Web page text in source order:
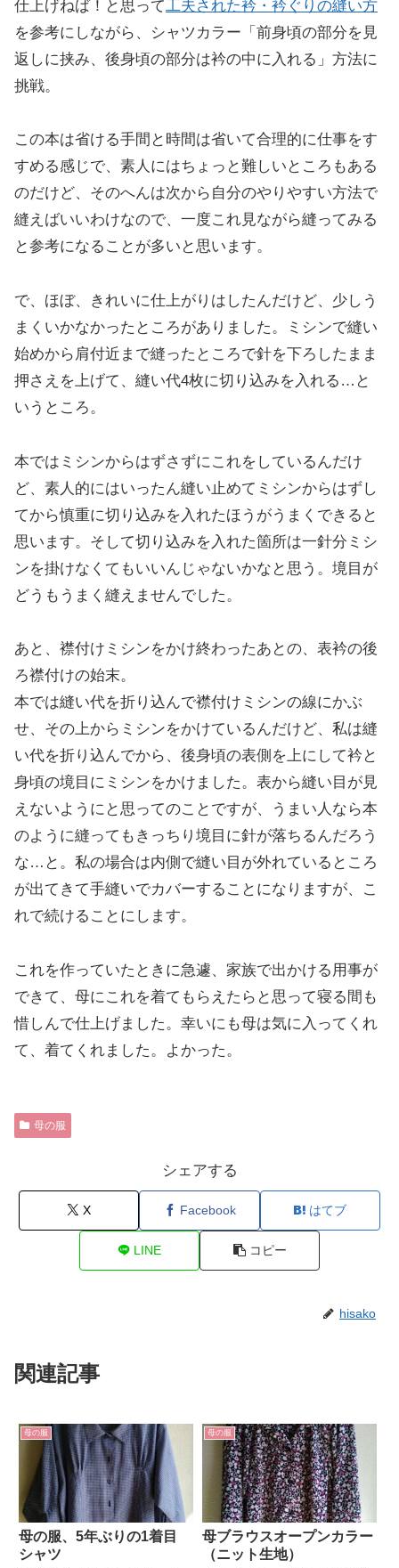
仕上げねば！と思って工夫された衿・衿ぐりの縫い方
を参考にしながら、シャツカラー「前身頃の部分を見
返しに挟み、後身頃の部分は衿の中に入れる」方法に
挑戦。
この本は省ける手間と時間は省いて合理的に仕事をす
すめる感じで、素人にはちょっと難しいところもある
のだけど、そのへんは次から自分のやりやすい方法で
縫えばいいわけなので、一度これ見ながら縫ってみる
と参考になることが多いと思います。
で、ほぼ、きれいに仕上がりはしたんだけど、少しう
まくいかなかったところがありました。ミシンで縫い
始めから肩付近まで縫ったところで針を下ろしたまま
押さえを上げて、縫い代4枚に切り込みを入れる…と
いうところ。
本ではミシンからはずさずにこれをしているんだけ
ど、素人的にはいったん縫い止めてミシンからはずし
てから慎重に切り込みを入れたほうがうまくできると
思います。そして切り込みを入れた箇所は一針分ミシ
ンを掛けなくてもいいんじゃないかなと思う。境目が
どうもうまく縫えませんでした。
あと、襟付けミシンをかけ終わったあとの、表衿の後
ろ襟付けの始末。
本では縫い代を折り込んで襟付けミシンの線にかぶ
せ、その上からミシンをかけているんだけど、私は縫
い代を折り込んでから、後身頃の表側を上にして衿と
身頃の境目にミシンをかけました。表から縫い目が見
えないようにと思ってのことですが、うまい人なら本
のように縫ってもきっちり境目に針が落ちるんだろう
な…と。私の場合は内側で縫い目が外れているところ
が出てきて手縫いでカバーすることになりますが、こ
れで続けることにします。
これを作っていたときに急遽、家族で出かける用事が
できて、母にこれを着てもらえたらと思って寝る間も
惜しんで仕上げました。幸いにも母は気に入ってくれ
て、着てくれました。よかった。
母の服
シェアする
X Facebook はてブ
LINE コピー
hisako
関連記事
母の服
母の服、5年ぶりの1着目
シャツ
母の服
母ブラウスオープンカラー
（ニット生地）